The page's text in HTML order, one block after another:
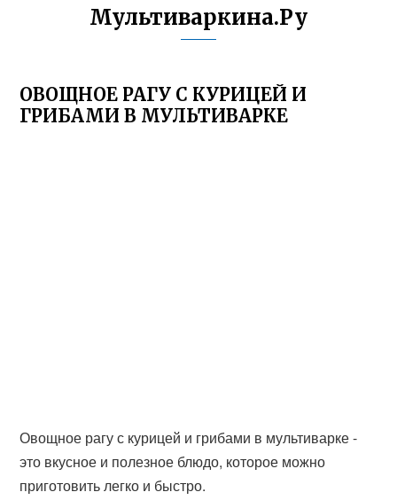
Мультиваркина.Ру
ОВОЩНОЕ РАГУ С КУРИЦЕЙ И
ГРИБАМИ В МУЛЬТИВАРКЕ
Овощное рагу с курицей и грибами в мультиварке -
это вкусное и полезное блюдо, которое можно
приготовить легко и быстро.